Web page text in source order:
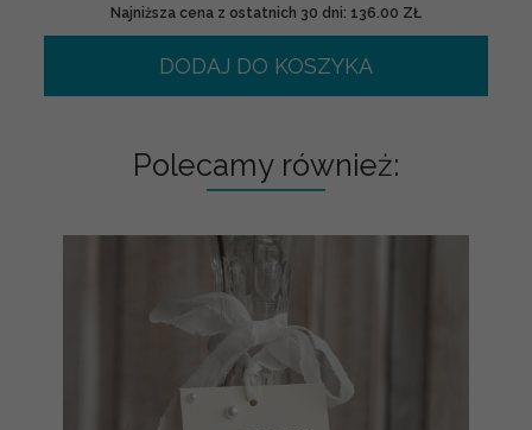
Najniższa cena z ostatnich 30 dni: 136.00 ZŁ
DODAJ DO KOSZYKA
Polecamy również: